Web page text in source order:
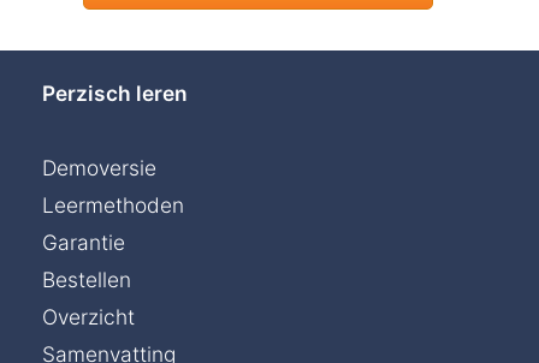
Perzisch leren
Demoversie
Leermethoden
Garantie
Bestellen
Overzicht
Samenvatting